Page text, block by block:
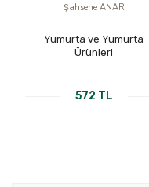
Şahsene ANAR
Yumurta ve Yumurta
Ürünleri
572 TL